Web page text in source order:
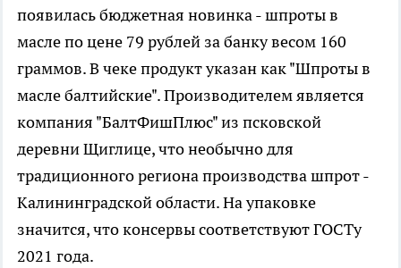
появилась бюджетная новинка - шпроты в
масле по цене 79 рублей за банку весом 160
граммов. В чеке продукт указан как "Шпроты в
масле балтийские". Производителем является
компания "БалтФишПлюс" из псковской
деревни Щиглице, что необычно для
традиционного региона производства шпрот -
Калининградской области. На упаковке
значится, что консервы соответствуют ГОСТу
2021 года.